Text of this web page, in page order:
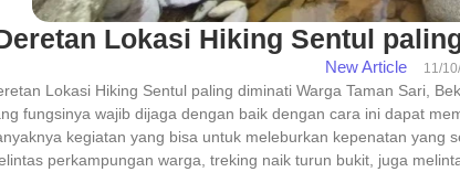
Lokasi Hiking Sentul
New Article 11/
Lokasi Hiking Sentul paling diminati Warga Taman Sari,
fungsinya wajib dijaga dengan baik dengan cara ini dapat
kegiatan yang bisa untuk meleburkan kepenatan
perkampungan warga, treking naik turun bukit, juga